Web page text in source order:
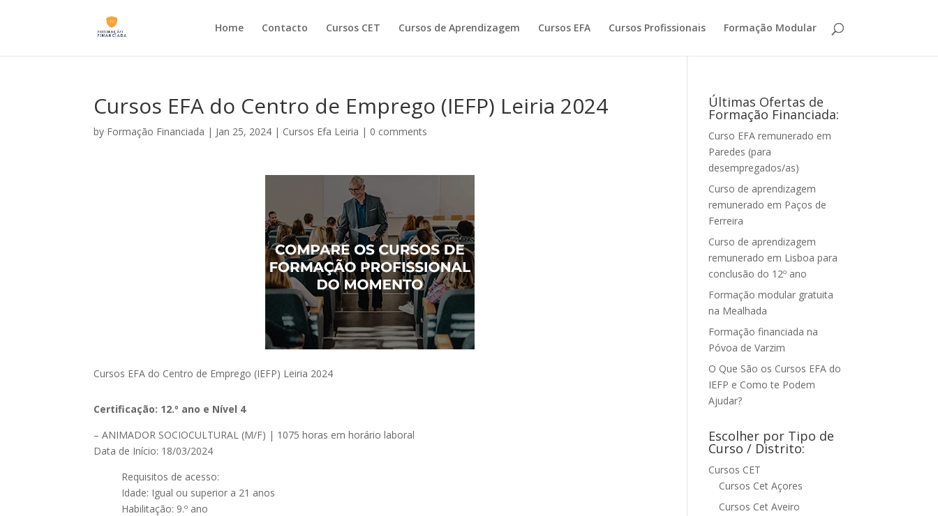
Home Contacto Cursos CET Cursos de Aprendizagem Cursos EFA Cursos Profissionais Formação Modular
Cursos EFA do Centro de Emprego (IEFP) Leiria 2024
by Formação Financiada | Jan 25, 2024 | Cursos Efa Leiria | 0 comments
Cursos EFA do Centro de Emprego (IEFP) Leiria 2024
Certificação: 12.º ano e Nível 4
– ANIMADOR SOCIOCULTURAL (M/F) | 1075 horas em horário laboral
Data de Início: 18/03/2024
Requisitos de acesso:
Idade: Igual ou superior a 21 anos
Habilitação: 9.º ano
Últimas Ofertas de
Formação Financiada:
Curso EFA remunerado em
Paredes (para
desempregados/as)
Curso de aprendizagem
remunerado em Paços de
Ferreira
Curso de aprendizagem
remunerado em Lisboa para
conclusão do 12º ano
Formação modular gratuita
na Mealhada
Formação financiada na
Póvoa de Varzim
O Que São os Cursos EFA do
IEFP e Como te Podem
Ajudar?
Escolher por Tipo de
Curso / Distrito:
Cursos CET
Cursos Cet Açores
Cursos Cet Aveiro